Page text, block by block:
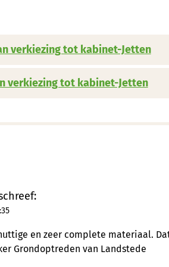
verkiezing tot kabinet-Jetten
verkiezing tot kabinet-Jetten
en zeer complete materiaal.
Grondoptreden van Landstede